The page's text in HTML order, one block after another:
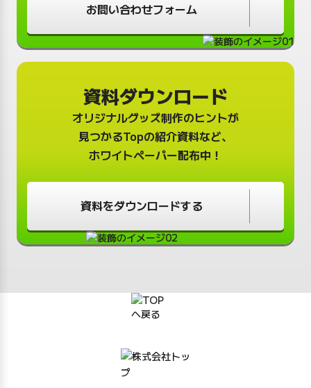
お問い合わせフォーム
資料ダウンロード
オリジナルグッズ制作のヒントが
見つかるTopの紹介資料など、
ホワイトペーパー配布中！
資料をダウンロードする